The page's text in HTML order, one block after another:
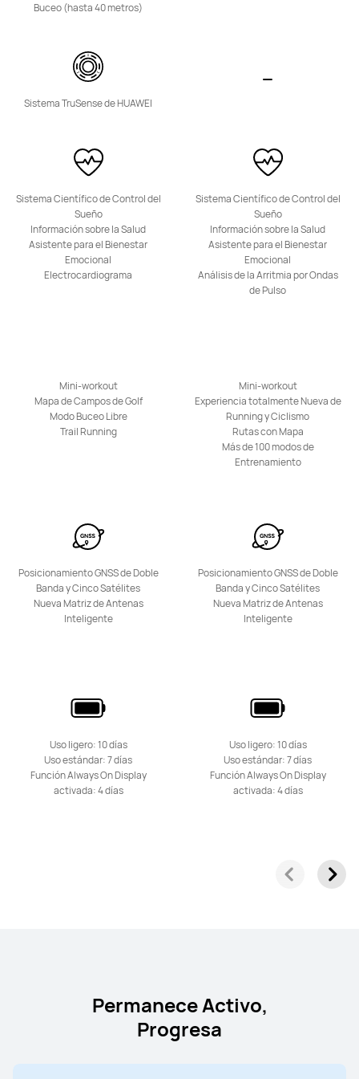
Band Series
HUAWEI Band 11 Pro
PVPR:74,90 €
Comprar
HUAWEI Band 11
PVPR:54,90 €
Comprar
HUAWEI Band 10
Desde 49,00 €
Notificarme
Buceo (hasta 40 metros)
Sistema TruSense de HUAWEI
Sistema Científico de Control del
Sueño
Información sobre la Salud
Asistente para el Bienestar
Emocional
Electrocardiograma
Mini-workout
Mapa de Campos de Golf
Modo Buceo Libre
Trail Running
Posicionamiento GNSS de Doble
Banda y Cinco Satélites
Nueva Matriz de Antenas
Inteligente
Uso ligero: 10 días
Uso estándar: 7 días
Función Always On Display
activada: 4 días
Sistema Científico de Control del
Sueño
Información sobre la Salud
Asistente para el Bienestar
Emocional
Análisis de la Arritmia por Ondas
de Pulso
Mini-workout
Experiencia totalmente Nueva de
Running y Ciclismo
Rutas con Mapa
Más de 100 modos de
Entrenamiento
Posicionamiento GNSS de Doble
Banda y Cinco Satélites
Nueva Matriz de Antenas
Inteligente
Uso ligero: 10 días
Uso estándar: 7 días
Función Always On Display
activada: 4 días
Permanece Activo,
Progresa